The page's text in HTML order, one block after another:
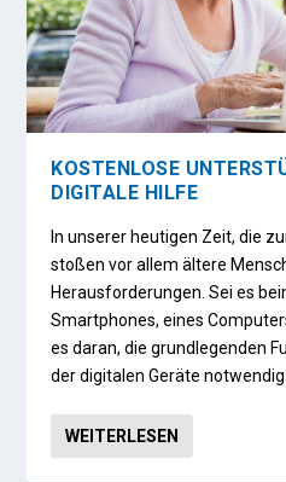
KOSTENLOSE
DIGITALE HILFE
In unserer heutigen Zeit, die
stoßen vor allem ältere
Herausforderungen. Sei es
Smartphones, eines
es daran, die grundlegenden
der digitalen Geräte
WEITERLESEN